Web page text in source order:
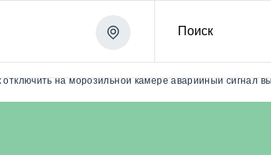
Поиск
отключить на морозильной камере аварийный сигнал
температуры?